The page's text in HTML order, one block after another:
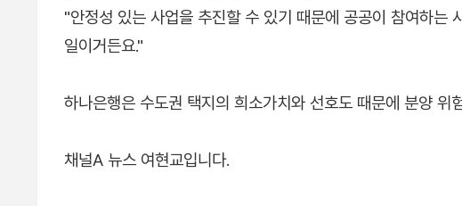
"안정성 있는 사업을 추진할 수 있기 때문에 공공이 참여하는
일이거든요."
하나은행은 수도권 택지의 희소가치와 선호도 때문에 분양 위
채널A 뉴스 여현교입니다.